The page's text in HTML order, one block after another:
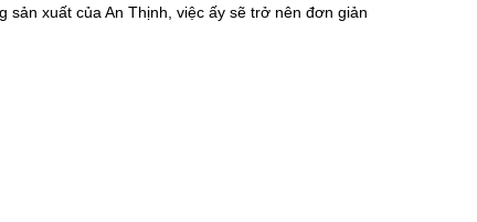
sản xuất của An Thịnh, việc ấy sẽ trở nên đơn giản